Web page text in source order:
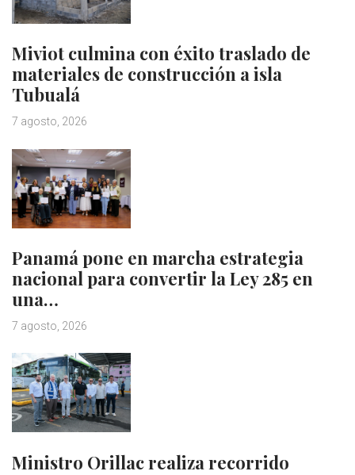
Miviot culmina con éxito traslado de
materiales de construcción a isla
Tubualá
7 agosto, 2026
Panamá pone en marcha estrategia
nacional para convertir la Ley 285 en
una…
7 agosto, 2026
Ministro Orillac realiza recorrido